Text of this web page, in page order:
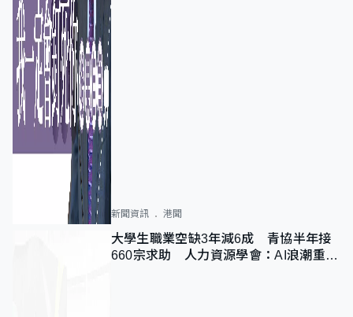
新聞資訊 港聞
大學生職業空缺3年減6成 青協半年接
660宗求助 人力資源學會：AI浪潮重整